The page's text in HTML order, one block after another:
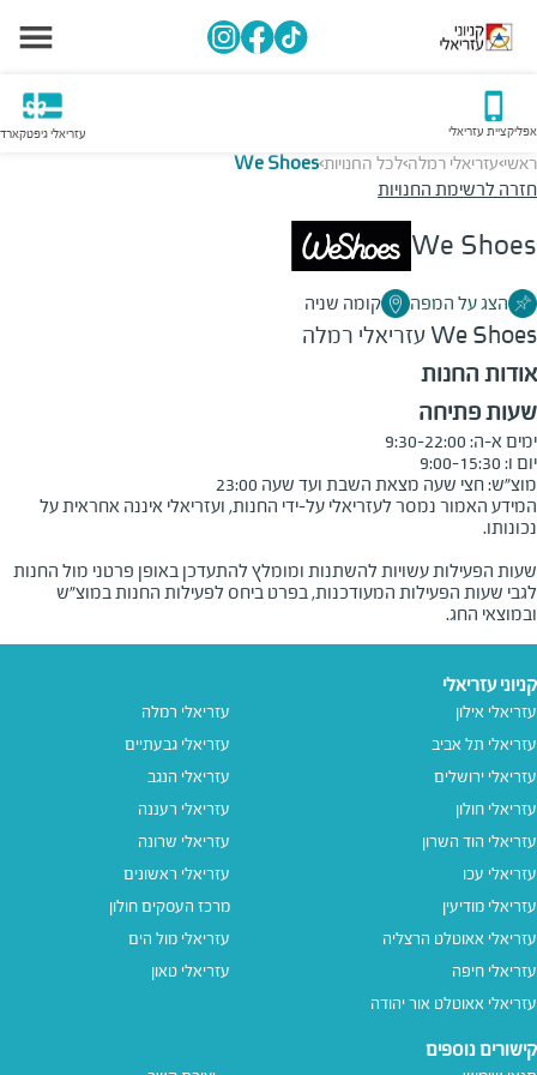
אפליקציית עזריאלי עזריאלי גיפטקארד
ראשי>עזריאלי רמלה>לכל החנויות>
We Shoes
חזרה לרשימת החנויות
We Shoes
הצג על המפה קומה שניה
We Shoesעזריאלי רמלה
אודות החנות
שעות פתיחה
מוצ״ש: חצי שעה מצאת השבת ועד שעה 23:00
המידע האמור נמסר לעזריאלי על-ידי החנות, ועזריאלי איננה אחראית על
שעות הפעילות עשויות להשתנות ומומלץ להתעדכן באופן פרטני מול החנות
לגבי שעות הפעילות המעודכנות, בפרט ביחס לפעילות החנות במוצ"ש
ובמוצאי החג.
קניוני עזריאלי
עזריאלי אילון
עזריאלי תל אביב
עזריאלי ירושלים
עזריאלי חולון
עזריאלי הוד השרון
עזריאלי עכו
עזריאלי מודיעין
עזריאלי אאוטלט הרצליה
עזריאלי חיפה
עזריאלי אאוטלט אור יהודה
עזריאלי רמלה
עזריאלי גבעתיים
עזריאלי הנגב
עזריאלי רעננה
עזריאלי שרונה
עזריאלי ראשונים
מרכז העסקים חולון
עזריאלי מול הים
עזריאלי טאון
קישורים נוספים